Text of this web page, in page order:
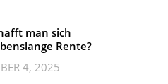
man sich
Rente?
4, 2025